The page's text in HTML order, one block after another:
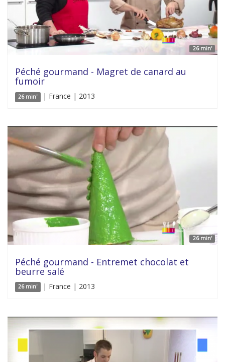
26 min'
Péché gourmand - Magret de canard au
fumoir
26 min' | France | 2013
26 min'
Péché gourmand - Entremet chocolat et
beurre salé
26 min' | France | 2013